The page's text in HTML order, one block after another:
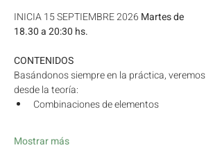
INICIA 15 SEPTIEMBRE 2026 Martes de
18.30 a 20:30 hs.
CONTENIDOS
Basándonos siempre en la práctica, veremos
desde la teoría:
Combinaciones de elementos
Mostrar más